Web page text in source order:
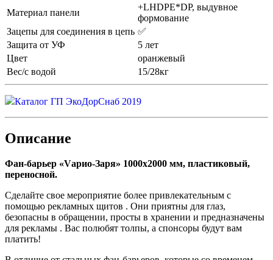
Материал панели
+LHDPE*DP, выдувное
формование
Зацепы для соединения в цепь ✅
Защита от УФ
5 лет
Цвет
оранжевый
Вес/с водой
15/28кг
Каталог ГП ЭкоДорСнаб 2019
Описание
Фан-барьер «Vарио-Заря» 1000х2000 мм, пластиковый,
переносной.
Сделайте свое мероприятие более привлекательным с
помощью рекламных щитов . Они приятны для глаз,
безопасны в обращении, просты в хранении и предназначены
для рекламы . Вас полюбят толпы, а спонсоры будут вам
платить!